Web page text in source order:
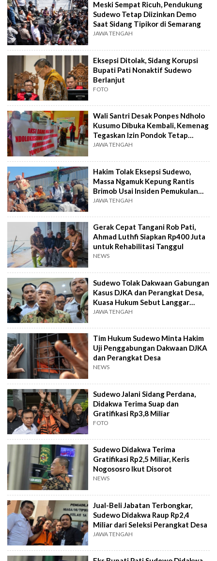
Meski Sempat Ricuh, Pendukung
Sudewo Tetap Diizinkan Demo
Saat Sidang Tipikor di Semarang
JAWA TENGAH
Eksepsi Ditolak, Sidang Korupsi
Bupati Pati Nonaktif Sudewo
Berlanjut
FOTO
Wali Santri Desak Ponpes Ndholo
Kusumo Dibuka Kembali, Kemenag
Tegaskan Izin Pondok Tetap
Dicabut
JAWA TENGAH
Hakim Tolak Eksepsi Sudewo,
Massa Ngamuk Kepung Rantis
Brimob Usai Insiden Pemukulan
Petugas KPK
JAWA TENGAH
Gerak Cepat Tangani Rob Pati,
Ahmad Luthfi Siapkan Rp400 Juta
untuk Rehabilitasi Tanggul
NEWS
Sudewo Tolak Dakwaan Gabungan
Kasus DJKA dan Perangkat Desa,
Kuasa Hukum Sebut Langgar
KUHAP!
JAWA TENGAH
Tim Hukum Sudewo Minta Hakim
Uji Penggabungan Dakwaan DJKA
dan Perangkat Desa
NEWS
Sudewo Jalani Sidang Perdana,
Didakwa Terima Suap dan
Gratifikasi Rp3,8 Miliar
FOTO
Sudewo Didakwa Terima
Gratifikasi Rp2,5 Miliar, Keris
Nogososro Ikut Disorot
NEWS
Jual-Beli Jabatan Terbongkar,
Sudewo Didakwa Raup Rp2,4
Miliar dari Seleksi Perangkat Desa
JAWA TENGAH